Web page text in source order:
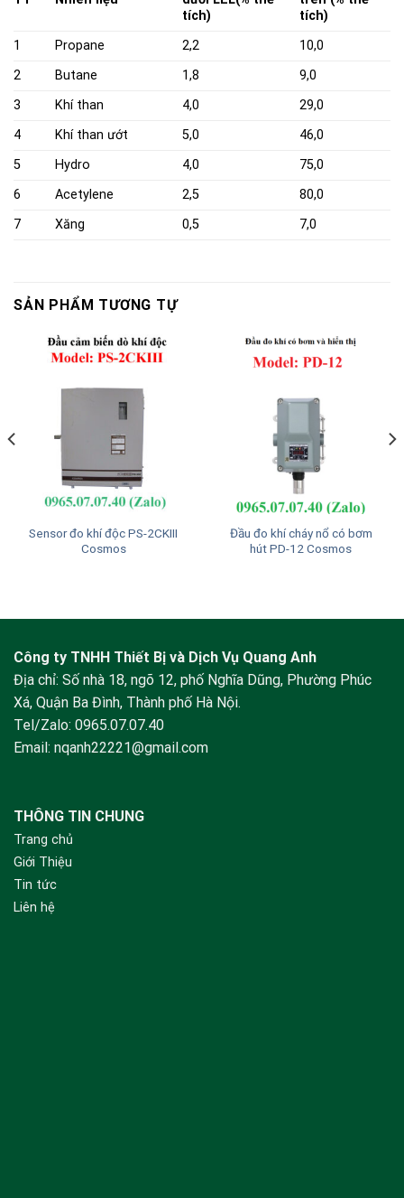
tích)
tích)
1
Propane 2,2
10,0
2
Butane 1,8
9,0
3
Khí than 4,0
29,0
4
Khí than ướt 5,0
46,0
5
Hydro 4,0
75,0
6
Acetylene 2,5
80,0
7
Xăng 0,5 7,0
SẢN PHẨM TƯƠNG TỰ
Sensor đo khí độc PS-2CKIII
Cosmos
Đầu đo khí cháy nổ có bơm
hút PD-12 Cosmos
Công ty TNHH Thiết Bị và Dịch Vụ Quang Anh
Địa chỉ: Số nhà 18, ngõ 12, phố Nghĩa Dũng, Phường Phúc
Xá, Quận Ba Đình, Thành phố Hà Nội.
Tel/Zalo: 0965.07.07.40
Email: nqanh22221@gmail.com
THÔNG TIN CHUNG
Trang chủ
Giới Thiệu
Tin tức
Liên hệ